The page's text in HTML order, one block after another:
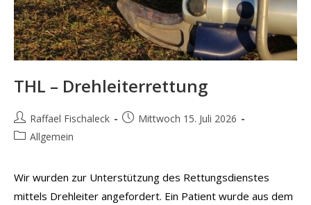
THL – Drehleiterrettung
Beitrags-
Autor:
Raffael Fischaleck
BeitragMittwoch 15. Juli 2026
Beitrags-
Allgemein
Wir wurden zur Unterstützung des Rettungsdienstes
mittels Drehleiter angefordert. Ein Patient wurde aus dem